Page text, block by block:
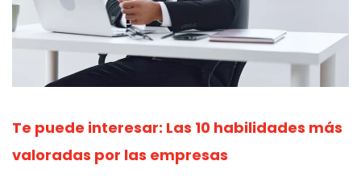
Te puede interesar: Las 10 habilidades más
valoradas por las empresas